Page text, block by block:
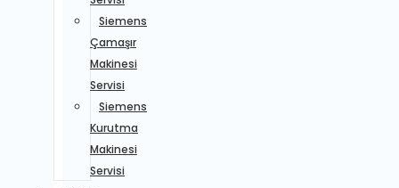
Siemens
Çamaşır
Makinesi
Servisi
Siemens
Kurutma
Makinesi
Servisi